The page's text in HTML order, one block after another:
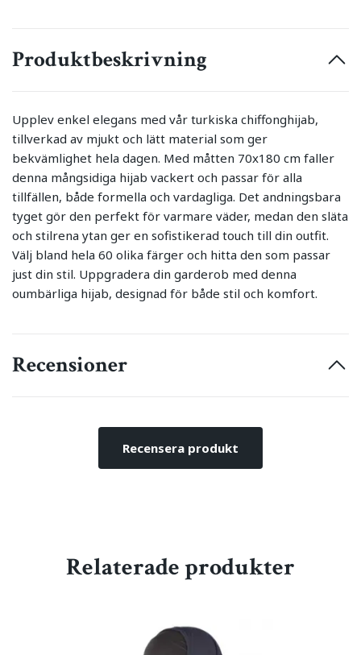
Produktbeskrivning
Upplev enkel elegans med vår turkiska chiffonghijab,
tillverkad av mjukt och lätt material som ger
bekvämlighet hela dagen. Med måtten 70x180 cm faller
denna mångsidiga hijab vackert och passar för alla
tillfällen, både formella och vardagliga. Det andningsbara
tyget gör den perfekt för varmare väder, medan den släta
och stilrena ytan ger en sofistikerad touch till din outfit.
Välj bland hela 60 olika färger och hitta den som passar
just din stil. Uppgradera din garderob med denna
oumbärliga hijab, designad för både stil och komfort.
Recensioner
Recensera produkt
Relaterade produkter